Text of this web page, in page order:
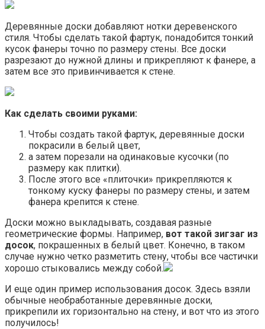
Деревянные доски добавляют нотки деревенского
стиля. Чтобы сделать такой фартук, понадобится тонкий
кусок фанеры точно по размеру стены. Все доски
разрезают до нужной длины и прикрепляют к фанере, а
затем все это привинчивается к стене.
Как сделать своими руками:
Чтобы создать такой фартук, деревянные доски
покрасили в белый цвет,
а затем порезали на одинаковые кусочки (по
размеру как плитки).
После этого все «плиточки» прикрепляются к
тонкому куску фанеры по размеру стены, и затем
фанера крепится к стене.
Доски можно выкладывать, создавая разные
геометрические формы. Например, вот такой зигзаг из
досок, покрашенных в белый цвет. Конечно, в таком
случае нужно четко разметить стену, чтобы все частички
хорошо стыковались между собой.
И еще один пример использования досок. Здесь взяли
обычные необработанные деревянные доски,
прикрепили их горизонтально на стену, и вот что из этого
получилось!